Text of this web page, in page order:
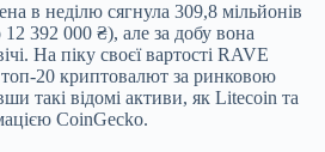
в неділю сягнула 309,8 мільйонів
392 000 ₴), але за добу вона
На піку своєї вартості RAVE
20 криптовалют за ринковою
такі відомі активи, як Litecoin та
CoinGecko.